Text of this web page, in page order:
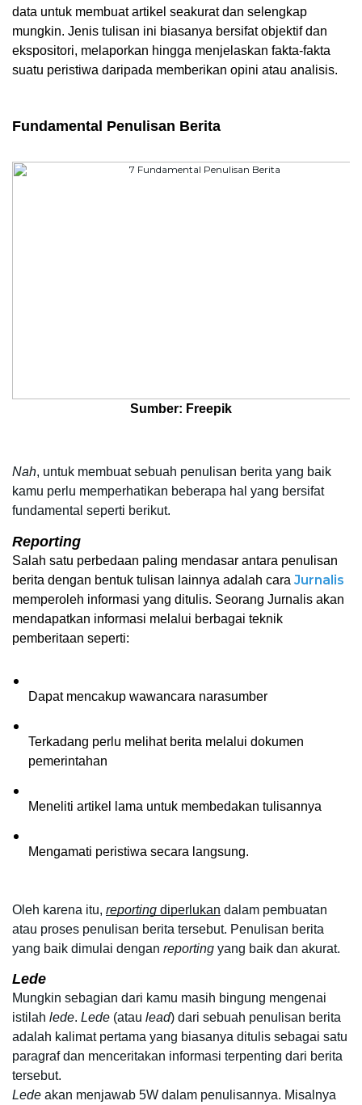
data untuk membuat artikel seakurat dan selengkap
mungkin. Jenis tulisan ini biasanya bersifat objektif dan
ekspositori, melaporkan hingga menjelaskan fakta-fakta
suatu peristiwa daripada memberikan opini atau analisis.
Fundamental Penulisan Berita
Sumber: Freepik
Nah, untuk membuat sebuah penulisan berita yang baik
kamu perlu memperhatikan beberapa hal yang bersifat
fundamental seperti berikut.
Reporting
Salah satu perbedaan paling mendasar antara penulisan
berita dengan bentuk tulisan lainnya adalah cara Jurnalis
memperoleh informasi yang ditulis. Seorang Jurnalis akan
mendapatkan informasi melalui berbagai teknik
pemberitaan seperti:
Dapat mencakup wawancara narasumber
Terkadang perlu melihat berita melalui dokumen
pemerintahan
Meneliti artikel lama untuk membedakan tulisannya
Mengamati peristiwa secara langsung.
Oleh karena itu, reporting diperlukan dalam pembuatan
atau proses penulisan berita tersebut. Penulisan berita
yang baik dimulai dengan reporting yang baik dan akurat.
Lede
Mungkin sebagian dari kamu masih bingung mengenai
istilah lede. Lede (atau lead) dari sebuah penulisan berita
adalah kalimat pertama yang biasanya ditulis sebagai satu
paragraf dan menceritakan informasi terpenting dari berita
tersebut.
Lede akan menjawab 5W dalam penulisannya. Misalnya